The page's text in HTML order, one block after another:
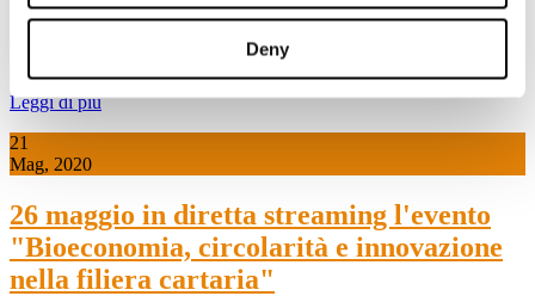
Deny
In questi casi va ricordato un vecchio principio e cioè che la forma
dev’essere adeguata alla sostanza, altrimenti c’è il rischio che diventi
formalismo. E questo ci dovrebbe aiutare.
Leggi di più
21
Mag, 2020
26 maggio in diretta streaming l'evento
"Bioeconomia, circolarità e innovazione
nella filiera cartaria"